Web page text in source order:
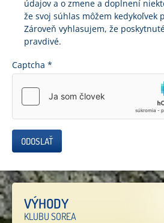
údajov a o zmene a doplnení
že svoj súhlas môžem kedykoľvek
Zároveň vyhlasujem, že
pravdivé.
Captcha *
ODOSLAŤ
VÝHODY
KLUBU SOREA